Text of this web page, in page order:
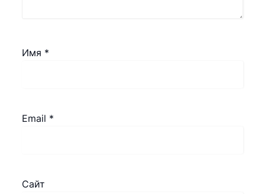
Имя *
Email *
Сайт